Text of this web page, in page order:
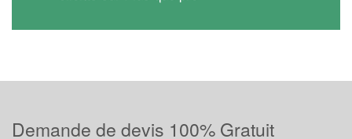
Demande de devis 100% Gratuit